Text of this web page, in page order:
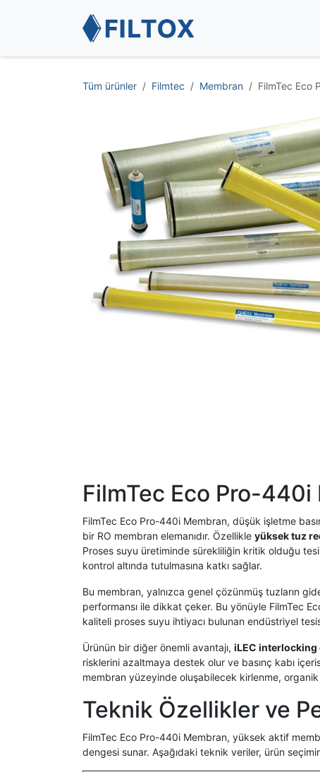
Tüm ürünler Filmtec Membran FilmTec Eco
FilmTec Eco Pro-440i
FilmTec Eco Pro-440i Membran, düşük işletme
bir RO membran elemanıdır. Özellikle yüksek tuz
Proses suyu üretiminde sürekliliğin kritik olduğu
kontrol altında tutulmasına katkı sağlar.
Bu membran, yalnızca genel çözünmüş tuzların
performansı ile dikkat çeker. Bu yönüyle FilmTec
kaliteli proses suyu ihtiyacı bulunan endüstriyel
Ürünün bir diğer önemli avantajı, iLEC interlocking
risklerini azaltmaya destek olur ve basınç kabı
membran yüzeyinde oluşabilecek kirlenme, organik
Teknik Özellikler ve
FilmTec Eco Pro-440i Membran, yüksek aktif
dengesi sunar. Aşağıdaki teknik veriler, ürün